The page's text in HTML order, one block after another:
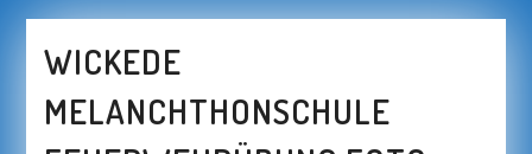
WICKEDE
MELANCHTHONSCHULE